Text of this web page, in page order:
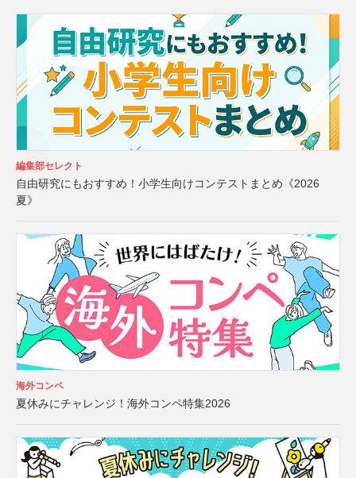
編集部セレクト
自由研究にもおすすめ！小学生向けコンテストまとめ《2026
夏》
海外コンペ
夏休みにチャレンジ！海外コンペ特集2026